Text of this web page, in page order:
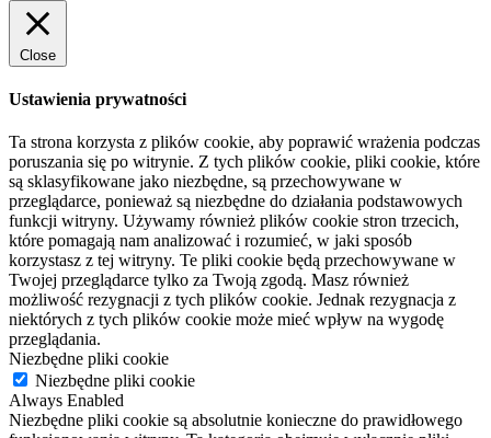
Close
Ustawienia prywatności
Ta strona korzysta z plików cookie, aby poprawić wrażenia podczas
poruszania się po witrynie. Z tych plików cookie, pliki cookie, które
są sklasyfikowane jako niezbędne, są przechowywane w
przeglądarce, ponieważ są niezbędne do działania podstawowych
funkcji witryny. Używamy również plików cookie stron trzecich,
które pomagają nam analizować i rozumieć, w jaki sposób
korzystasz z tej witryny. Te pliki cookie będą przechowywane w
Twojej przeglądarce tylko za Twoją zgodą. Masz również
możliwość rezygnacji z tych plików cookie. Jednak rezygnacja z
niektórych z tych plików cookie może mieć wpływ na wygodę
przeglądania.
Niezbędne pliki cookie
Niezbędne pliki cookie
Always Enabled
Niezbędne pliki cookie są absolutnie konieczne do prawidłowego